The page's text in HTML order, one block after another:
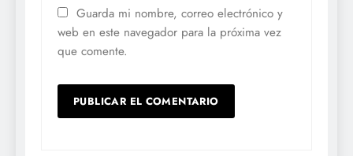
Guarda mi nombre, correo electrónico y
web en este navegador para la próxima vez
que comente.